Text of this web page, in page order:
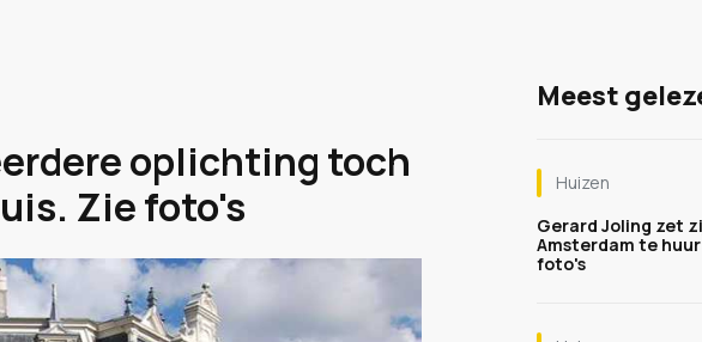
oplichting toch
Zie foto's
Meest
Huizen
Gerard Joling zet
Amsterdam te
foto's